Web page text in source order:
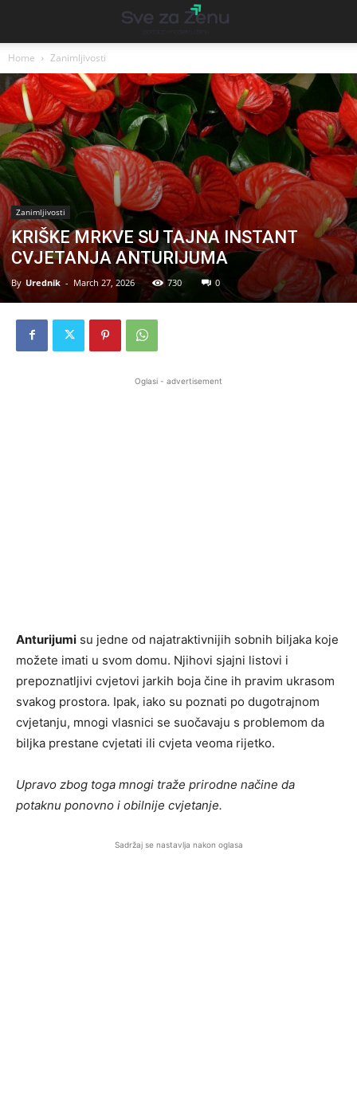
Home Zanimljivosti
Zanimljivosti
KRIŠKE MRKVE SU TAJNA INSTANT
CVJETANJA ANTURIJUMA
By Urednik - March 27, 2026 730 0
Oglasi - advertisement
Anturijumi su jedne od najatraktivnijih sobnih biljaka koje
možete imati u svom domu. Njihovi sjajni listovi i
prepoznatljivi cvjetovi jarkih boja čine ih pravim ukrasom
svakog prostora. Ipak, iako su poznati po dugotrajnom
cvjetanju, mnogi vlasnici se suočavaju s problemom da
biljka prestane cvjetati ili cvjeta veoma rijetko.
Upravo zbog toga mnogi traže prirodne načine da
potaknu ponovno i obilnije cvjetanje.
Sadržaj se nastavlja nakon oglasa